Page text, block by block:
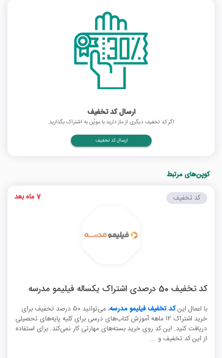
ارسال کد تخفیف
اگر کد تخفیف دیگری از ماز دارید با موپُن به اشتراک بگذارید.
ارسال کد تخفیف
کوپن‌های مرتبط
کد تخفیف 50 درصدی اشتراک یکساله فیلیمو مدرسه
با اعمال اینکد تخفیف فیلیمو مدرسه
، می‌توانید 50 درصد تخفیف برای
خرید اشتراک 12 ماهه آموزش کتاب‌های درسی برای کلیه پایه‌های تحصیلی
دریافت کنید. این کد روی خرید بسته‌های مهارتی کار نمی‌کند. برای استفاده
از این کد تخفیف و ...
کد تخفیف 7 ماه بعد